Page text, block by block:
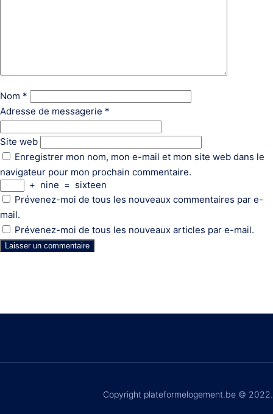
Nom *
Adresse de messagerie *
Site web
Enregistrer mon nom, mon e-mail et mon site web dans le
navigateur pour mon prochain commentaire.
+ nine = sixteen
Prévenez-moi de tous les nouveaux commentaires par e-
mail.
Prévenez-moi de tous les nouveaux articles par e-mail.
Copyright plateformelogement.be © 2022.